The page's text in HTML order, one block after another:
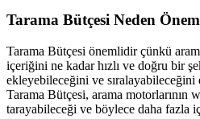
Tarama Bütçesi Neden
Tarama Bütçesi önemlidir çünkü
içeriğini ne kadar hızlı ve doğru bir
ekleyebileceğini ve
Tarama Bütçesi, arama motorlarının
tarayabileceği ve böylece daha fazla